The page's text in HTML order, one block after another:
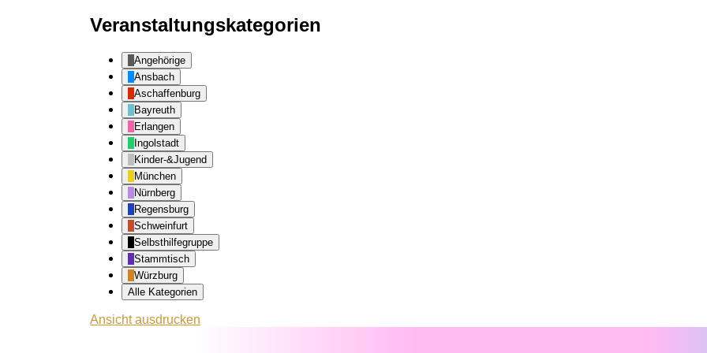
Veranstaltungskategorien
Angehörige
Ansbach
Aschaffenburg
Bayreuth
Erlangen
Ingolstadt
Kinder-&Jugend
München
Nürnberg
Regensburg
Schweinfurt
Selbsthilfegruppe
Stammtisch
Würzburg
Alle Kategorien
Ansichtausdrucken